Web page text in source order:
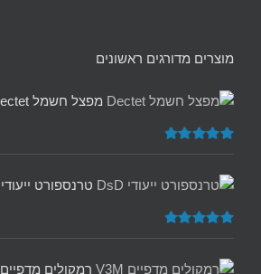
מוצרים מדורגים ראשונים
מפצל חשמל Dectet
דורג5.00
טרנספורט ייעודי DsD
דורג5.00
רמקולים מדפיים V3M